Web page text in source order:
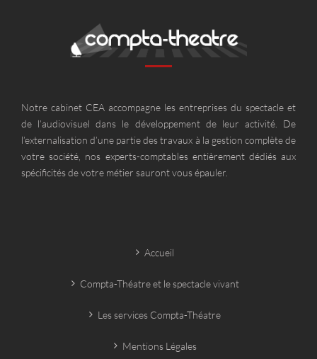
Notre cabinet CEA accompagne les entreprises du spectacle et
de l’audiovisuel dans le développement de leur activité. De
l’externalisation d’une partie des travaux à la gestion complète de
votre société, nos experts-comptables entièrement dédiés aux
spécificités de votre métier sauront vous épauler.
Accueil
Compta-Théatre et le spectacle vivant
Les services Compta-Théatre
Mentions Légales